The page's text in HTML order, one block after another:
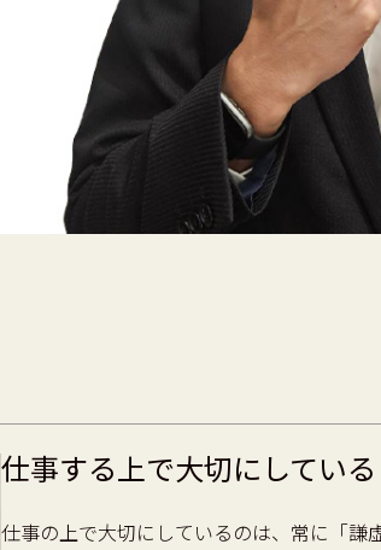
仕事する上で大切にしてい
仕事の上で大切にしているのは、常に「謙